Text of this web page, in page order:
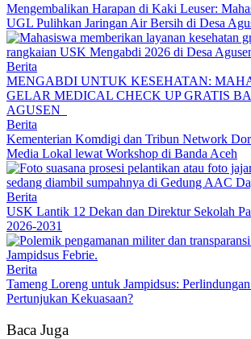
Mengembalikan Harapan di Kaki Leuser:
UGL Pulihkan Jaringan Air Bersih di Desa
Berita
MENGABDI UNTUK KESEHATAN:
GELAR MEDICAL CHECK UP GRATIS
AGUSEN
Berita
Kementerian Komdigi dan Tribun Network
Media Lokal lewat Workshop di Banda Aceh
Berita
USK Lantik 12 Dekan dan Direktur Sekolah
2026-2031
Berita
Tameng Loreng untuk Jampidsus:
Pertunjukan Kekuasaan?
Baca Juga